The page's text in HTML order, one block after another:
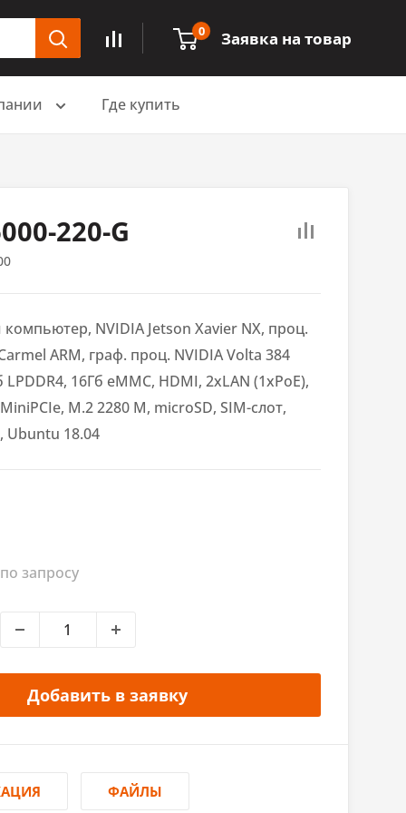
0 Заявка на товар
Где купить
220-G
NVIDIA Jetson Xavier NX, проц.
ARM, граф. проц. NVIDIA Volta 384
LPDDR4, 16Гб eMMC, HDMI, 2xLAN (1хPoE),
M.2 2280 M, microSD, SIM-слот,
Ubuntu 18.04
по запросу
Добавить в заявку
ФАЙЛЫ